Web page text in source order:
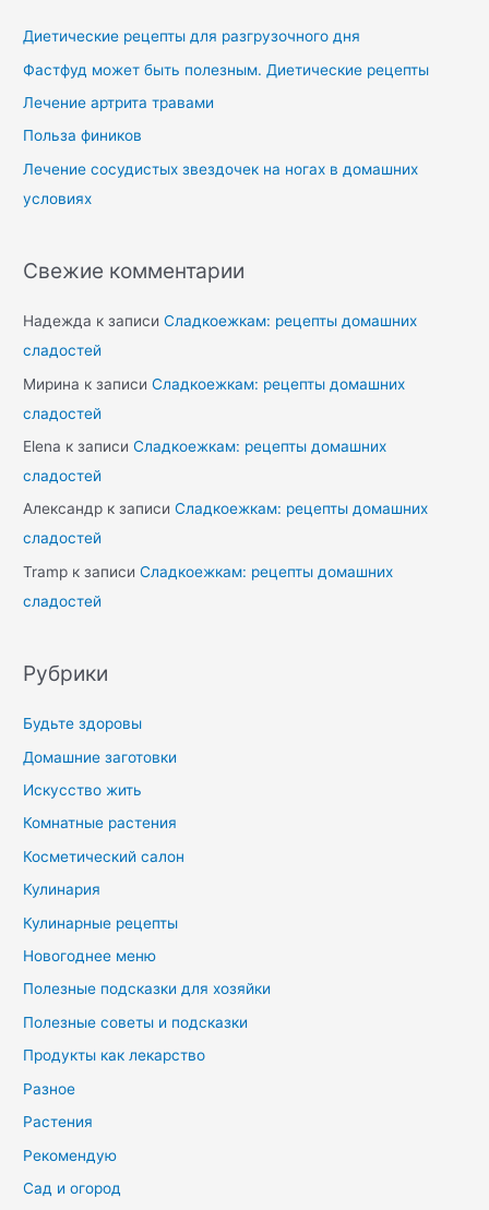
Диетические рецепты для разгрузочного дня
Фастфуд может быть полезным. Диетические рецепты
Лечение артрита травами
Польза фиников
Лечение сосудистых звездочек на ногах в домашних
условиях
Свежие комментарии
Надежда к записиСладкоежкам: рецепты домашних
сладостей
Мирина к записиСладкоежкам: рецепты домашних
сладостей
Elena к записиСладкоежкам: рецепты домашних
сладостей
Александр к записиСладкоежкам: рецепты домашних
сладостей
Tramp к записиСладкоежкам: рецепты домашних
сладостей
Рубрики
Будьте здоровы
Домашние заготовки
Искусство жить
Комнатные растения
Косметический салон
Кулинария
Кулинарные рецепты
Новогоднее меню
Полезные подсказки для хозяйки
Полезные советы и подсказки
Продукты как лекарство
Разное
Растения
Рекомендую
Сад и огород